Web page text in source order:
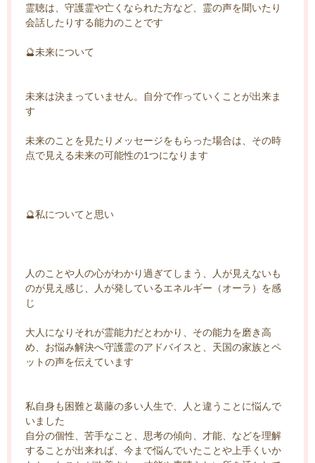
霊聴は、守護霊や亡くなられた方など、霊の声を聞いたり
会話したりする能力のことです
🔮未来について
未来は決まっていません。自分で作っていくことが出来ま
す
未来のことを見たりメッセージをもらった場合は、その時
点で見える未来の可能性の1つになります
🔮私についてと思い
人のことや人の心がわかり過ぎてしまう、人が見えないも
のが見え感じ、人が発しているエネルギー（オーラ）を感
じ
大人になりそれが霊能力だとわかり、その能力を磨き高
め、お悩み解決へ守護霊のアドバイスと、天国の家族とペ
ットの声を伝えています
私自身も困難と葛藤の多い人生で、人と違うことに悩んで
いました
自分の個性、苦手なこと、思考の傾向、才能、などを理解
することが出来れば、今まで悩んでいたことや上手くいか